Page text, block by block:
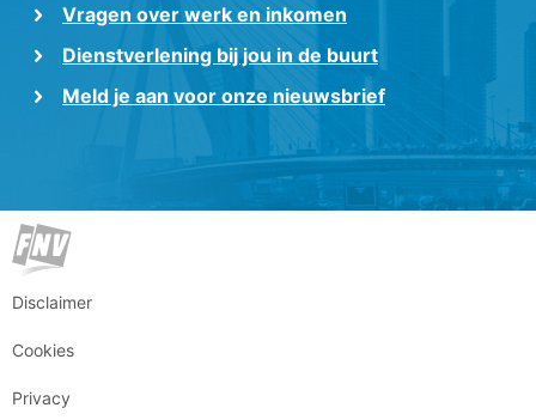
Vragen over werk en inkomen
Dienstverlening bij jou in de buurt
Meld je aan voor onze nieuwsbrief
Disclaimer
Cookies
Privacy